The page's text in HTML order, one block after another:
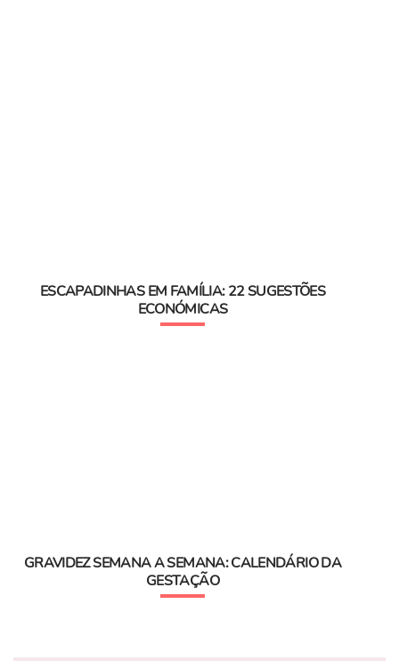
ESCAPADINHAS EM FAMÍLIA: 22 SUGESTÕES
ECONÓMICAS
GRAVIDEZ SEMANA A SEMANA: CALENDÁRIO DA
GESTAÇÃO